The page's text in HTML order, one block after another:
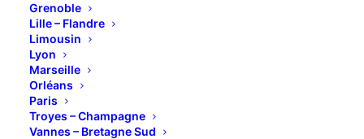
Grenoble
Lille – Flandre
Limousin
Lyon
Marseille
Orléans
Paris
Troyes – Champagne
Vannes – Bretagne Sud